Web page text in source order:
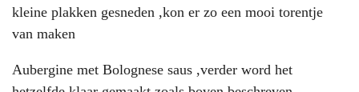
kleine plakken gesneden ,kon er zo een mooi torentje
van maken
Aubergine met Bolognese saus ,verder word het